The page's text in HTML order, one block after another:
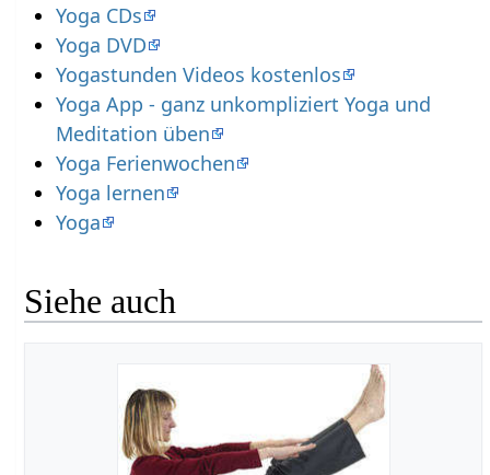
Yoga CDs
Yoga DVD
Yogastunden Videos kostenlos
Yoga App - ganz unkompliziert Yoga und
Meditation üben
Yoga Ferienwochen
Yoga lernen
Yoga
Siehe auch